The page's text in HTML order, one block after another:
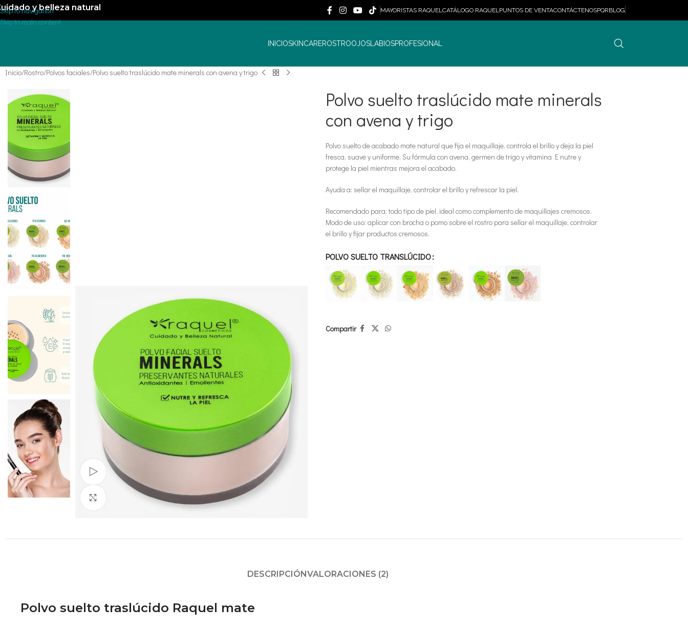
Skip to navigation
Skip to main content
y belleza natural MAYORISTAS RAQUELCATÁLOGO RAQUELPUNTOS DE VENTACONTÁCTENOSPQRBLOG
INICIOSKINCAREROSTROOJOS LABIOSPROFESIONAL
Inicio Rostro Polvos faciales Polvo suelto traslúcido mate minerals con avena y trigo
Ver Video
Clic para aumentar
Polvo suelto traslúcido mate minerals
con avena y trigo
Polvo suelto de acabado mate natural que fija el maquillaje, controla el brillo y deja la piel
fresca, suave y uniforme. Su fórmula con avena, germen de trigo y vitamina E nutre y
protege la piel mientras mejora el acabado.
Ayuda a: sellar el maquillaje, controlar el brillo y refrescar la piel.
Recomendado para: todo tipo de piel, ideal como complemento de maquillajes cremosos.
Modo de uso: aplicar con brocha o pomo sobre el rostro para sellar el maquillaje, controlar
el brillo y fijar productos cremosos.
POLVO SUELTO TRANSLÚCIDO
Compartir
DESCRIPCIÓNVALORACIONES (2)
Polvo suelto traslúcido Raquel mate